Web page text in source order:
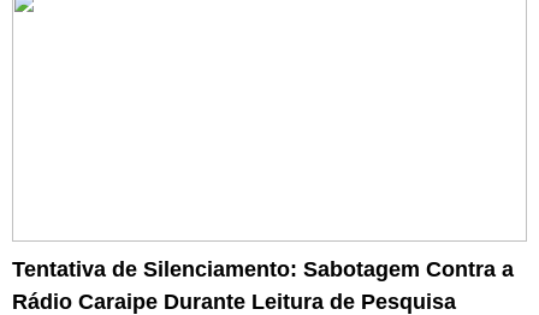
Tentativa de Silenciamento: Sabotagem Contra a
Rádio Caraipe Durante Leitura de Pesquisa